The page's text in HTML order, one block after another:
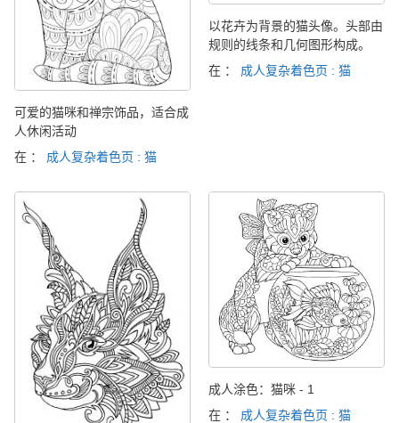
可爱的猫咪和禅宗饰品，适合成
人休闲活动
在 ： 成人复杂着色页 : 猫
以花卉为背景的猫头像。头部由
规则的线条和几何图形构成。
在 ： 成人复杂着色页 : 猫
成人涂色：猫咪 - 1
在 ： 成人复杂着色页 : 猫